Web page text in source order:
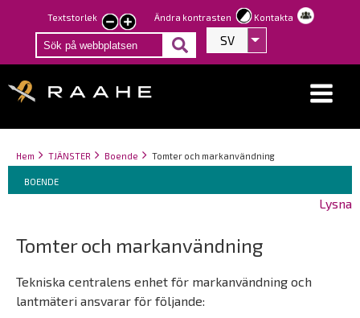
Hoppa
till
huvudinnehåll
Textstorlek
smaller
text
larger
text
Ändra kontrasten Kontakta
SV Visa fler åtgärder
Länkstigar
You
here:
Hem TJÄNSTER Boende Tomter och markanvändning
Breadcrumbs
You
are
BOENDE
Lysna
Tomter och markanvändning
Tekniska centralens enhet för markanvändning och
lantmäteri ansvarar för följande: